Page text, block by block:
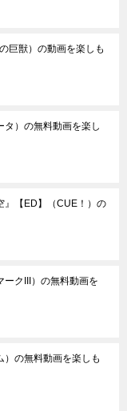
巨獣）の動画を楽しも
タ）の無料動画を楽し
』【ED】（CUE！）の
ークIII）の無料動画を
）の無料動画を楽しも